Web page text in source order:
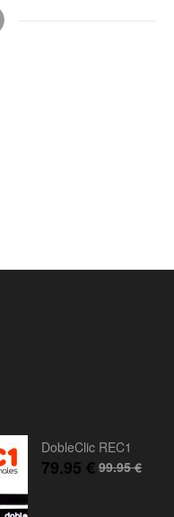
DobleClic REC1
99.95€
79.95 €